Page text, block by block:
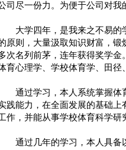
司尽一份力。为便于公司对我
大学四年，是我来之不易的学
原则，大量汲取知识财富，
次名列前茅，连年获得奖学
育心理学、学校体育学、田
通过学习，本人系统掌握体育
践能力，在全面发展的基础
作，并能从事学校体育科学
通过几年的学习，本人具备